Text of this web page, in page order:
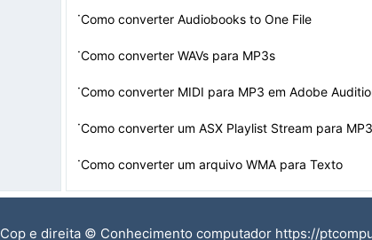
·Como converter Audiobooks to One File
·Como converter WAVs para MP3s
·Como converter MIDI para MP3 em Adobe
·Como converter um ASX Playlist Stream para MP3
·Como converter um arquivo WMA para Texto
Cop e direita © Conhecimento computador https://